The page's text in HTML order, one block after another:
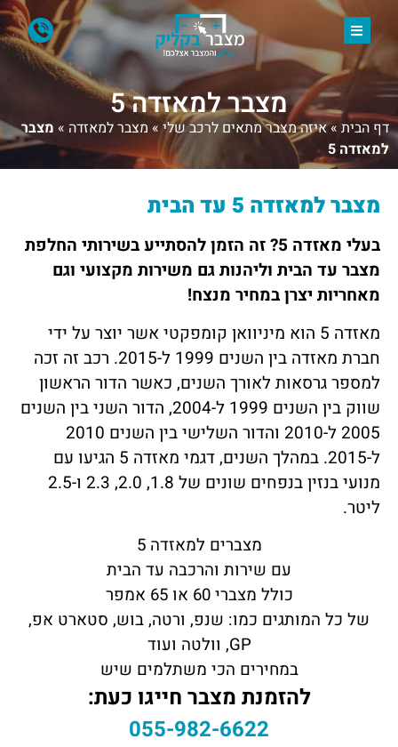
מצבר למאזדה 5
דף הבית»איזה מצבר מתאים לרכב שלי» מצבר למאזדה » מצבר
למאזדה 5
מצבר למאזדה 5 עד הבית
בעלי מאזדה 5? זה הזמן להסתייע בשירותי החלפת
מצבר עד הבית וליהנות גם משירות מקצועי וגם
מאחריות יצרן במחיר מנצח!
מאזדה 5 הוא מיניוואן קומפקטי אשר יוצר על ידי
חברת מאזדה בין השנים 1999 ל-2015. רכב זה זכה
למספר גרסאות לאורך השנים, כאשר הדור הראשון
שווק בין השנים 1999 ל-2004, הדור השני בין השנים
2005 ל-2010 והדור השלישי בין השנים 2010
ל-2015. במהלך השנים, דגמי מאזדה 5 הגיעו עם
מנועי בנזין בנפחים שונים של 1.8, 2.0, 2.3 ו-2.5
ליטר.
מצברים למאזדה 5
עם שירות והרכבה עד הבית
כולל מצברי 60 או 65 אמפר
של כל המותגים כמו: שנפ, ורטה, בוש, סטארט אפ,
GP, וולטה ועוד
במחירים הכי משתלמים שיש
להזמנת מצבר חייגו כעת:
055-982-6622